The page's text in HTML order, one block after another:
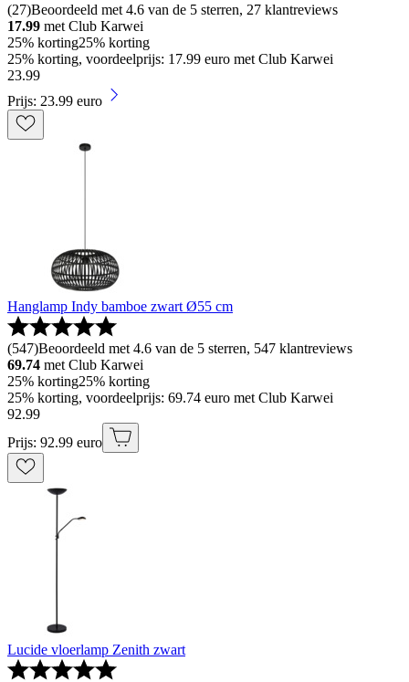
(27)Beoordeeld met 4.6 van de 5 sterren, 27 klantreviews
17.99 met Club Karwei
25% korting25% korting
25% korting, voordeelprijs: 17.99 euro met Club Karwei
23.99
Prijs: 23.99 euro
Hanglamp Indy bamboe zwart Ø55 cm
(547)Beoordeeld met 4.6 van de 5 sterren, 547 klantreviews
69.74 met Club Karwei
25% korting25% korting
25% korting, voordeelprijs: 69.74 euro met Club Karwei
92.99
Prijs: 92.99 euro
Lucide vloerlamp Zenith zwart